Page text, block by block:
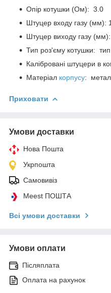
Опір котушки (Ом): 3.0
Штуцер входу газу (мм):
Штуцер виходу газу
Тип роз'єму котушки:
Калібровані штуцери в
Матеріал корпусу: метал
Приховати
Умови доставки
Нова Пошта
Укрпошта
Самовивіз
Meest ПОШТА
Всі умови доставки
Умови оплати
Післяплата
Оплата на рахунок